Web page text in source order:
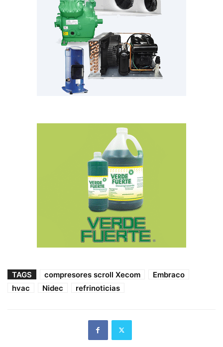
TAGS compresores scroll Xecom
Embraco
hvac
Nidec refrinoticias